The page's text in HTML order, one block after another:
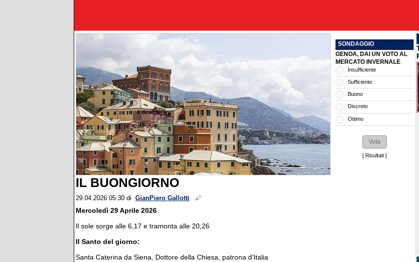
IL BUONGIORNO
29.04.2026 05:30 di GianPiero Gallotti
Mercoledì 29 Aprile 2026
Il sole sorge alle 6,17 e tramonta alle 20,26
Il Santo del giorno:
Santa Caterina da Siena, Dottore della Chiesa, patrona d'Italia
SONDAGGIO
GENOA, DAI UN VOTO AL
MERCATO INVERNALE
Insufficiente
Sufficiente
Buono
Discreto
Ottimo
[ Risultati ]